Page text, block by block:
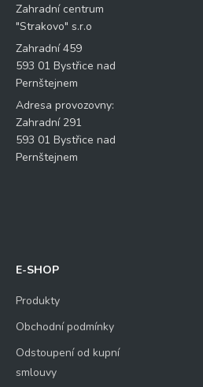
Zahradní centrum
"Strakovo" s.r.o
Zahradní 459
593 01 Bystřice nad
Pernštejnem
Adresa provozovny:
Zahradní 291
593 01 Bystřice nad
Pernštejnem
E-SHOP
Produkty
Obchodní podmínky
Odstoupení od kupní
smlouvy